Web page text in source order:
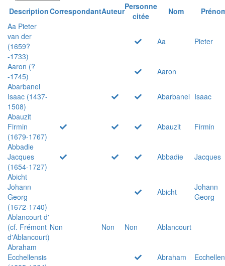
DescriptionCorrespondantAuteurPersonne
citée
Nom
Aa Pieter
van der
(1659?
-1733)
Aa Pieter
Aaron (?
-1745)
Aaron
Abarbanel
Isaac (1437-
1508)
Abarbanel Isaac
Abauzit
Firmin
(1679-1767)
Abauzit
Firmin
Abbadie
Jacques
(1654-1727)
Abbadie
Jacques
Abicht
Johann
Georg
(1672-1740)
Abicht
Johann
Georg
Ablancourt d'
(cf. Frémont
d'Ablancourt)
Non Non Non
Ablancourt
Abraham
Ecchellensis
Abraham